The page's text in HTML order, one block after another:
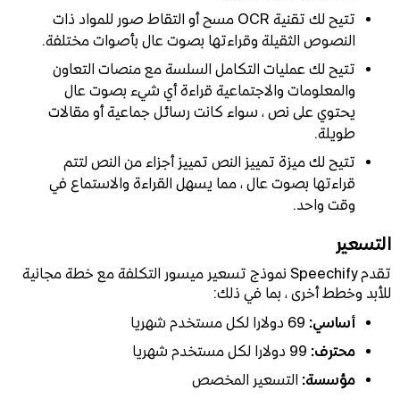
تتيح لك تقنية OCR مسح أو التقاط صور للمواد ذات
النصوص الثقيلة وقراءتها بصوت عال بأصوات مختلفة.
تتيح لك عمليات التكامل السلسة مع منصات التعاون
والمعلومات والاجتماعية قراءة أي شيء بصوت عال
يحتوي على نص ، سواء كانت رسائل جماعية أو مقالات
طويلة.
تتيح لك ميزة تمييز النص تمييز أجزاء من النص لتتم
قراءتها بصوت عال ، مما يسهل القراءة والاستماع في
وقت واحد.
التسعير
تقدم Speechify نموذج تسعير ميسور التكلفة مع خطة مجانية
للأبد وخطط أخرى ، بما في ذلك:
أساسي: 69 دولارا لكل مستخدم شهريا
محترف:99 دولارا لكل مستخدم شهريا
مؤسسة:التسعير المخصص